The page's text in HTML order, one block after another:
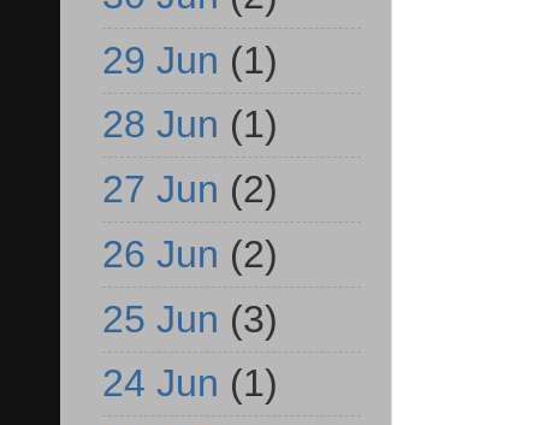
29 Jun (1)
28 Jun (1)
27 Jun (2)
26 Jun (2)
25 Jun (3)
24 Jun (1)